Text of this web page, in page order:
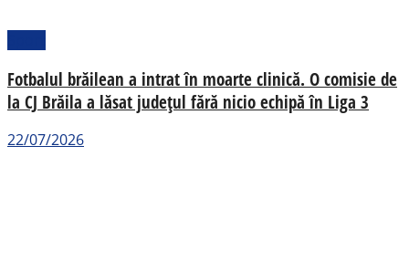
Fotbalul brăilean a intrat în moarte clinică. O comisie de
la CJ Brăila a lăsat județul fără nicio echipă în Liga 3
22/07/2026